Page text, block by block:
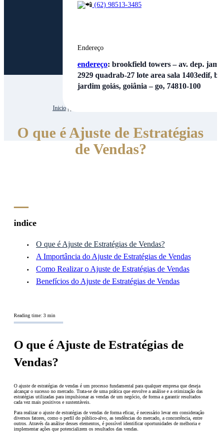
(62) 98513-3485
Endereço
endereço: brookfield towers – av. dep.
2929 quadrab-27 lote area sala 1403edif,
jardim goiás, goiânia – go, 74810-100
Inicio| | O que é Ajuste de Estratégias de Vendas?
O que é Ajuste de Estratégias
de Vendas?
indice
O que é Ajuste de Estratégias de Vendas?
A Importância do Ajuste de Estratégias de Vendas
Como Realizar o Ajuste de Estratégias de Vendas
Benefícios do Ajuste de Estratégias de Vendas
Reading time: 3 min
O que é Ajuste de Estratégias de
Vendas?
O ajuste de estratégias de vendas é um processo fundamental para qualquer empresa que deseja
alcançar o sucesso no mercado. Trata-se de uma prática que envolve a análise e a otimização das
estratégias utilizadas para impulsionar as vendas de um negócio, de forma a garantir resultados
cada vez mais positivos e sustentáveis.
Para realizar o ajuste de estratégias de vendas de forma eficaz, é necessário levar em consideração
diversos fatores, como o perfil do público-alvo, as tendências do mercado, a concorrência, entre
outros. Através da análise desses elementos, é possível identificar oportunidades de melhoria e
implementar ações que potencializem os resultados das vendas.